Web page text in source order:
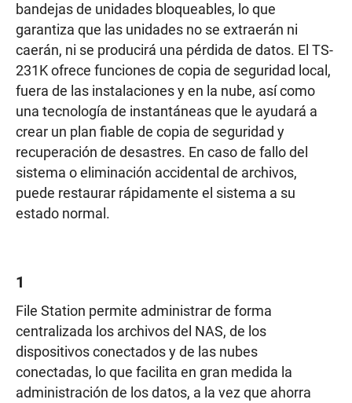
bandejas de unidades bloqueables, lo que
garantiza que las unidades no se extraerán ni
caerán, ni se producirá una pérdida de datos. El TS-
231K ofrece funciones de copia de seguridad local,
fuera de las instalaciones y en la nube, así como
una tecnología de instantáneas que le ayudará a
crear un plan fiable de copia de seguridad y
recuperación de desastres. En caso de fallo del
sistema o eliminación accidental de archivos,
puede restaurar rápidamente el sistema a su
estado normal.
1
File Station permite administrar de forma
centralizada los archivos del NAS, de los
dispositivos conectados y de las nubes
conectadas, lo que facilita en gran medida la
administración de los datos, a la vez que ahorra